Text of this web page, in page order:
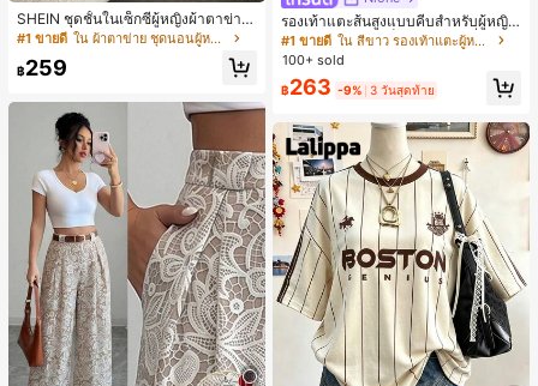
SHEIN ชุดชั้นในเซ็กซี่ผู้หญิงผ้าตาข่าย
มีโครงคัพบาง
#1 ขายดี ใน ผ้าตาข่าย ชุดนอนผู้หญิง
฿259
รองเท้าแตะส้นสูงแบบคีบสำหรับผู้หญิง
สไตล์คลาสสิก สีบล็อก สไตล์แฟรี่ฤดูร้อ
น ส้นเข็ม รองเท้าแตะแบบคีบ รองเท้าแ
ตะชายหาดแฟชั่นสายไขว้ รองเท้าผู้ห
ญิง สำหรับออฟฟิศ บ้าน กลางแจ้ง ดีไซ
น์หัวเหลี่ยม ชิคและหรูหรา สำหรับเดทไ
นท์
#1 ขายดี
ใน สีขาว รองเท้าแตะผู้หญิง
100+ sold
฿263 -9% 3 วันสุดท้าย